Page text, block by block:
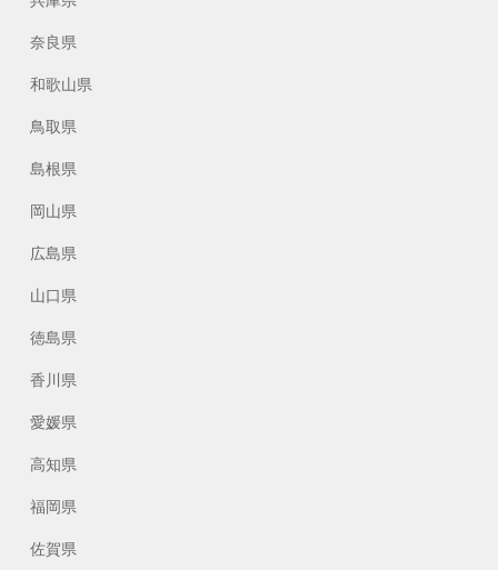
奈良県
和歌山県
鳥取県
島根県
岡山県
広島県
山口県
徳島県
香川県
愛媛県
高知県
福岡県
佐賀県